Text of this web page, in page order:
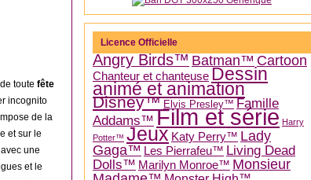
toute fête
incognito
de la
et sur le
une
et le
Licence Officielle
Angry Birds™ Batman™ Cartoon
Chanteur et chanteuse Dessin
animé et animation
Disney™ Elvis Presley™ Famille
Addams™ Film et série Harry
Potter™ Jeux Katy Perry™ Lady
Gaga™ Les Pierrafeu™ Living Dead
Dolls™ Marilyn Monroe™ Monsieur